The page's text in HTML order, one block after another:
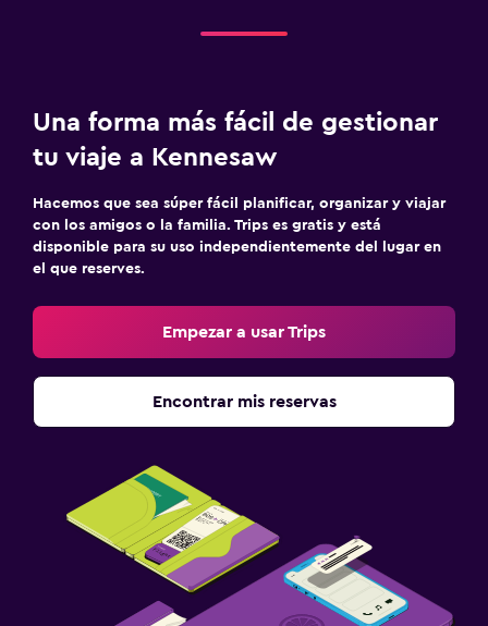
Una forma más fácil de gestionar
tu viaje a Kennesaw
Hacemos que sea súper fácil planificar, organizar y viajar
con los amigos o la familia. Trips es gratis y está
disponible para su uso independientemente del lugar en
el que reserves.
Empezar a usar Trips
Encontrar mis reservas